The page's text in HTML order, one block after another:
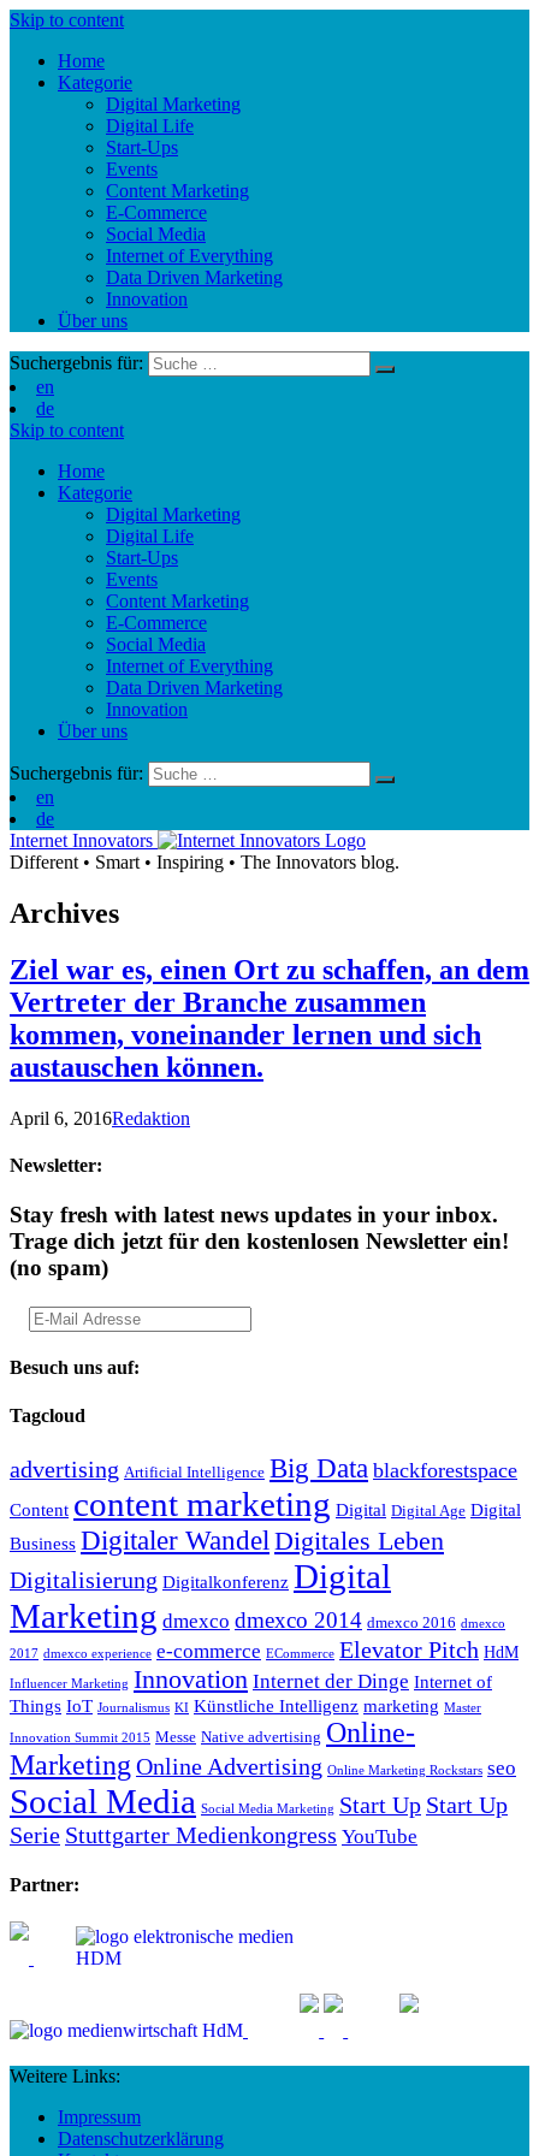
Skip to content
Home
Kategorie
Digital Marketing
Digital Life
Start-Ups
Events
Content Marketing
E-Commerce
Social Media
Internet of Everything
Data Driven Marketing
Innovation
Über uns
Suchergebnis für:
en
de
Skip to content
Home
Kategorie
Digital Marketing
Digital Life
Start-Ups
Events
Content Marketing
E-Commerce
Social Media
Internet of Everything
Data Driven Marketing
Innovation
Über uns
Suchergebnis für:
en
de
Internet Innovators
Different • Smart • Inspiring • The Innovators blog.
Archives
Ziel war es, einen Ort zu schaffen, an dem
Vertreter der Branche zusammen
kommen, voneinander lernen und sich
austauschen können.
April 6, 2016Redaktion
Newsletter:
Stay fresh with latest news updates in your inbox.
Trage dich jetzt für den kostenlosen Newsletter ein!
(no spam)
Besuch uns auf:
Tagcloud
advertising Artificial Intelligence Big Data blackforestspace
Content content marketing Digital Digital Age Digital
Business Digitaler Wandel Digitales Leben
Digitalisierung Digitalkonferenz Digital
Marketing dmexco dmexco 2014 dmexco 2016 dmexco
2017 dmexco experience e-commerce ECommerce Elevator Pitch HdM
Influencer Marketing Innovation Internet der Dinge Internet of
Things IoT Journalismus KI Künstliche Intelligenz marketing Master
Innovation Summit 2015 Messe Native advertising Online-
Marketing Online Advertising Online Marketing Rockstars seo
Social Media Social Media Marketing Start Up Start Up
Serie Stuttgarter Medienkongress YouTube
Partner:
Weitere Links:
Impressum
Datenschutzerklärung